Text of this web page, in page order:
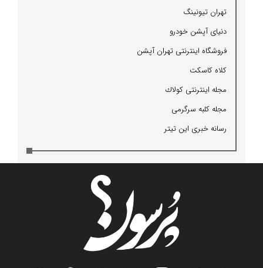
تهران تیونینگ
دنیای آپشن خودرو
فروشگاه اینترنتی تهران آپشن
كلاه كاسكت
مجله اینترنتی كولاك
مجله كلبه سرگرمی
رسانه خبری این تیتر